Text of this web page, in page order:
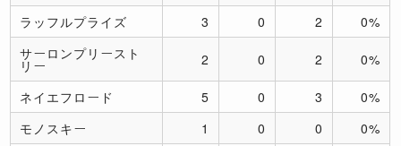
ラッフルプライズ
3 0 2
0%
サーロンプリースト
リー 2 0 2 0%
ネイエフロード 5 0 3
0%
モノスキー
1 0 0
0%